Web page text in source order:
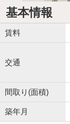
基本情報
賃料
交通
間取り(面積)
築年月